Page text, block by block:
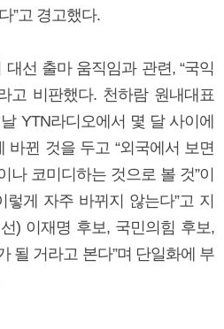
”고 경고했다.
선 출마 움직임과 관련, “국익
고 비판했다. 천하람 원내대표
YTN라디오에서 몇 달 사이에
바뀐 것을 두고 “외국에서 보면
나 코미디하는 것으로 볼 것”이
렇게 자주 바뀌지 않는다”고 지
) 이재명 후보, 국민의힘 후보,
될 거라고 본다”며 단일화에 부